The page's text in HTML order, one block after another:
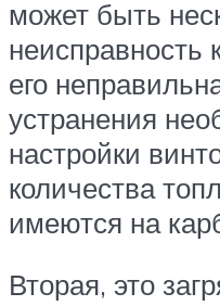
может быть
неисправность
его
устранения
настройки
количества
имеются на
Вторая, это